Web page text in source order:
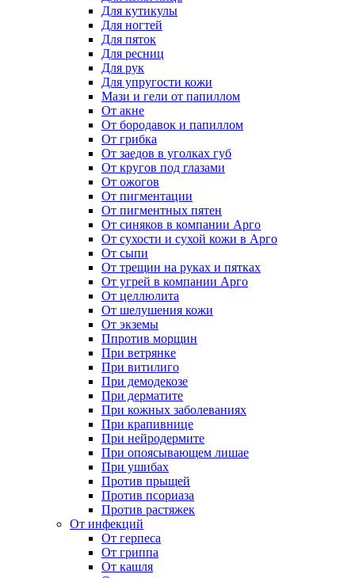
Для кутикулы
Для ногтей
Для пяток
Для ресниц
Для рук
Для упругости кожи
Мази и гели от папиллом
От акне
От бородавок и папиллом
От грибка
От заедов в уголках губ
От кругов под глазами
От ожогов
От пигментации
От пигментных пятен
От синяков в компании Арго
От сухости и сухой кожи в Арго
От сыпи
От трещин на руках и пятках
От угрей в компании Арго
От целлюлита
От шелушения кожи
От экземы
Ппротив морщин
При ветрянке
При витилиго
При демодекозе
При дерматите
При кожных заболеваниях
При крапивнице
При нейродермите
При опоясывающем лишае
При ушибах
Против прыщей
Против псориаза
Против растяжек
От инфекций
От герпеса
От гриппа
От кашля